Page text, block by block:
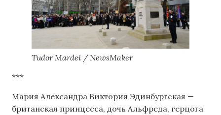
Tudor Mardei / NewsMaker
***
Мария Александра Виктория Эдинбургская —
британская принцесса, дочь Альфреда, герцога